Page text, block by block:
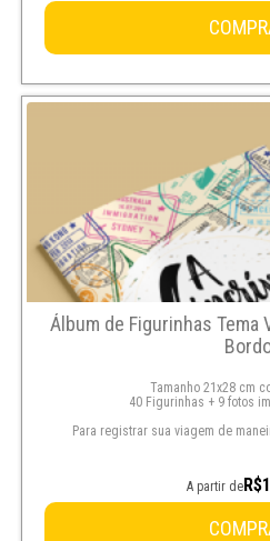
Álbum de Figurinhas Tema
Tamanho 21x28 cm
40 Figurinhas + 9 fotos
Para registrar sua viagem de
A partir de